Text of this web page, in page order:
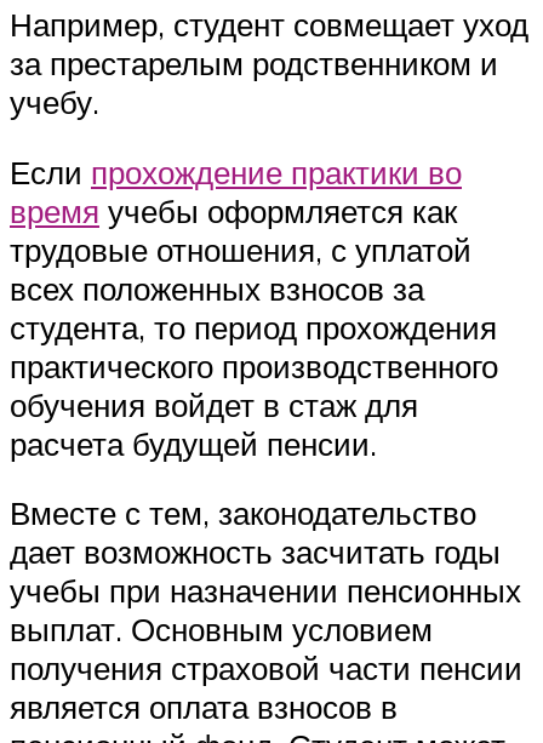
Например, студент совмещает уход
за престарелым родственником и
учебу.
Если прохождение практики во
время учебы оформляется как
трудовые отношения, с уплатой
всех положенных взносов за
студента, то период прохождения
практического производственного
обучения войдет в стаж для
расчета будущей пенсии.
Вместе с тем, законодательство
дает возможность засчитать годы
учебы при назначении пенсионных
выплат. Основным условием
получения страховой части пенсии
является оплата взносов в